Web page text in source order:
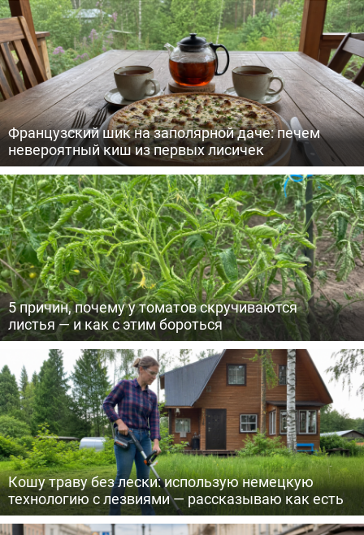
Французский шик на заполярной даче: печем
невероятный киш из первых лисичек
5 причин, почему у томатов скручиваются
листья — и как с этим бороться
Кошу траву без лески: использую немецкую
технологию с лезвиями — рассказываю как есть